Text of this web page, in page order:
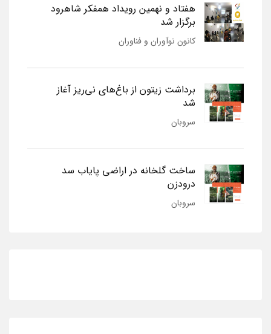
هفتاد و نهمین رویداد همفکر شاهرود
برگزار شد
کانون نوآوران و فناوران
برداشت زیتون از باغ‌های نی‌ریز آغاز
شد
سروبان
ساخت گلخانه در اراضی پایاب سد
درودزن
سروبان